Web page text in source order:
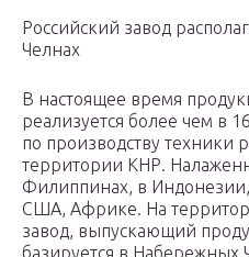
Российский завод
Челнах
В настоящее время
реализуется более чем в
по производству техники
территории КНР.
Филиппинах, в
США, Африке. На
завод, выпускающий
базируется в Набережных